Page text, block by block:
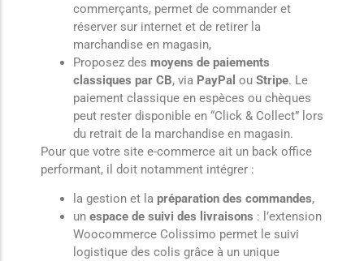
commerçants, permet de commander et
réserver sur internet et de retirer la
marchandise en magasin,
Proposez des moyens de paiements
classiques par CB, via PayPal ou Stripe. Le
paiement classique en espèces ou chèques
peut rester disponible en “Click & Collect” lors
du retrait de la marchandise en magasin.
Pour que votre site e-commerce ait un back office
performant, il doit notamment intégrer :
la gestion et la préparation des commandes,
un espace de suivi des livraisons : l’extension
Woocommerce Colissimo permet le suivi
logistique des colis grâce à un unique